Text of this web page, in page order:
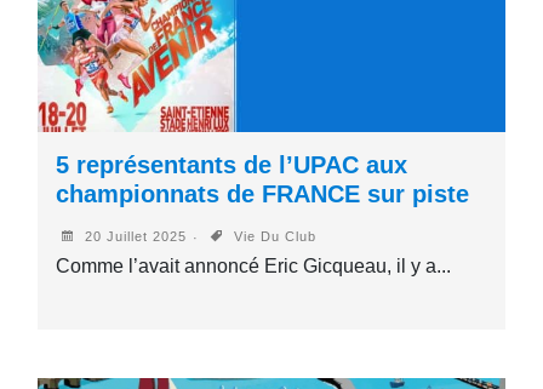
5 représentants de l’UPAC aux
championnats de FRANCE sur piste
20 Juillet 2025 Vie Du Club
Comme l’avait annoncé Eric Gicqueau, il y a...